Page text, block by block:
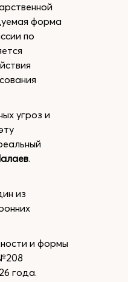
форма
по
угроз и
.
из
и формы
года.